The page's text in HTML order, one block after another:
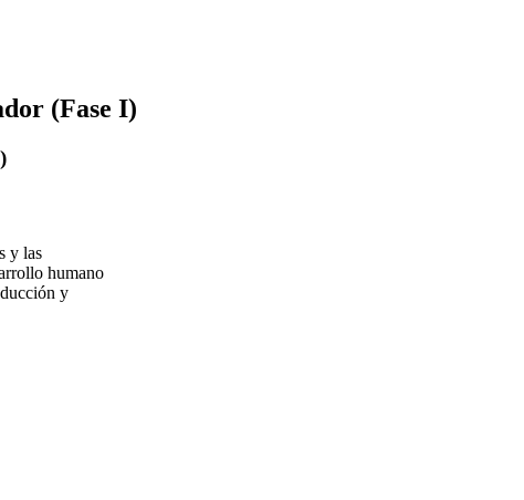
(Fase I)
y las
humano
y